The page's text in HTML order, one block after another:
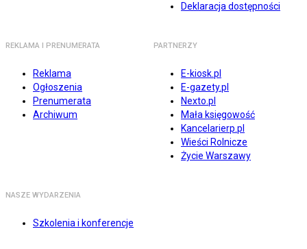
Deklaracja dostępności
REKLAMA I PRENUMERATA
Reklama
Ogłoszenia
Prenumerata
Archiwum
PARTNERZY
E-kiosk.pl
E-gazety.pl
Nexto.pl
Mała księgowość
Kancelarierp.pl
Wieści Rolnicze
Życie Warszawy
NASZE WYDARZENIA
Szkolenia i konferencje